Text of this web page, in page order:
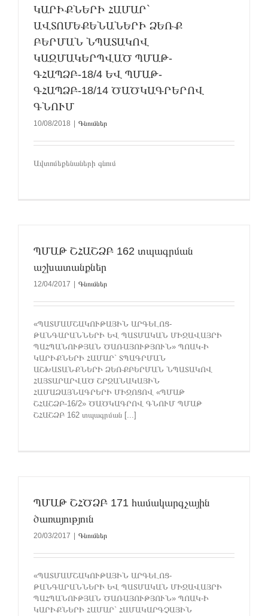
ԿԱՐԻՔՆԵՐԻ ՀԱՄԱՐ`
ԱՎՏՈՄԵՔԵՆԱՆԵՐԻ ՁԵՌՔ
ԲԵՐՄԱՆ ՆՊԱՏԱԿՈՎ
ԿԱԶՄԱԿԵՐՊՎԱԾ ՊՄԱԹ-
ԳՀԱՊՁԲ-18/4 ԵՎ ՊՄԱԹ-
ԳՀԱՊՁԲ-18/14 ԾԱԾԿԱԳՐԵՐՈՎ
ԳՆՈՒՄ
10/08/2018 Գնումներ
Ավտոմեքենաների գնում
ՊՄԱԹ ՇՀԱՇՁԲ 162 տպագրման
աշխատանքներ
12/04/2017 Գնումներ
«ՊԱՏՄԱՄՇԱԿՈՒԹԱՅԻՆ ԱՐԳԵԼՈՑ-
ԹԱՆԳԱՐԱՆՆԵՐԻ ԵՎ ՊԱՏՄԱԿԱՆ ՄԻՋԱՎԱՅՐԻ
ՊԱՀՊԱՆՈՒԹՅԱՆ ԾԱՌԱՅՈՒԹՅՈՒՆ» ՊՈԱԿ-Ի
ԿԱՐԻՔՆԵՐԻ ՀԱՄԱՐ` ՏՊԱԳՐՄԱՆ
ԱՇԽԱՏԱՆՔՆԵՐԻ ՁԵՌՔԲԵՐՄԱՆ ՆՊԱՏԱԿՈՎ
ՀԱՅՏԱՐԱՐՎԱԾ ՇՐՋԱՆԱԿԱՅԻՆ
ՀԱՄԱՁԱՅՆԱԳՐԵՐԻ ՄԻՋՈՑՈՎ «ՊՄԱԹ
ՇՀԱՇՁԲ-16/2» ԾԱԾԿԱԳՐՈՎ ԳՆՈՒՄ ՊՄԱԹ
ՇՀԱՇՁԲ 162 տպագրման [...]
ՊՄԱԹ ՇՀԾՁԲ 171 համակարգչային
ծառայություն
20/03/2017 Գնումներ
«ՊԱՏՄԱՄՇԱԿՈՒԹԱՅԻՆ ԱՐԳԵԼՈՑ-
ԹԱՆԳԱՐԱՆՆԵՐԻ ԵՎ ՊԱՏՄԱԿԱՆ ՄԻՋԱՎԱՅՐԻ
ՊԱՀՊԱՆՈՒԹՅԱՆ ԾԱՌԱՅՈՒԹՅՈՒՆ» ՊՈԱԿ-Ի
ԿԱՐԻՔՆԵՐԻ ՀԱՄԱՐ` ՀԱՄԱԿԱՐԳՉԱՅԻՆ